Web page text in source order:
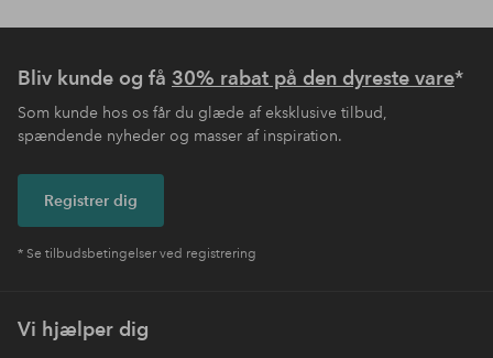
Bliv kunde og få 30% rabat på den dyreste vare*
Som kunde hos os får du glæde af eksklusive tilbud,
spændende nyheder og masser af inspiration.
Registrer dig
* Se tilbudsbetingelser ved registrering
Vi hjælper dig